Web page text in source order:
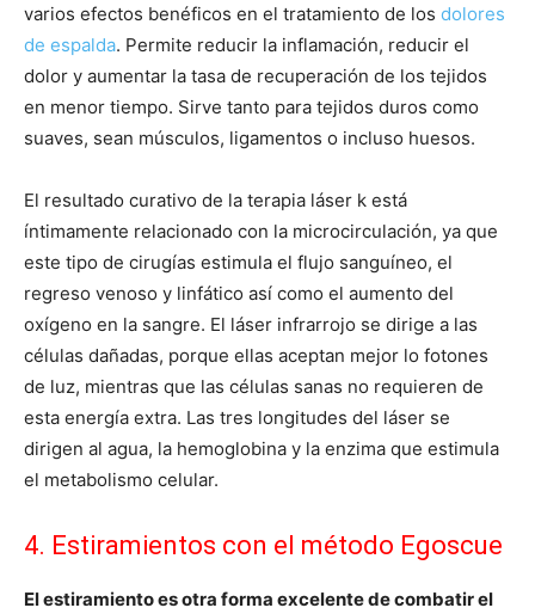
varios efectos benéficos en el tratamiento de los dolores
de espalda. Permite reducir la inflamación, reducir el
dolor y aumentar la tasa de recuperación de los tejidos
en menor tiempo. Sirve tanto para tejidos duros como
suaves, sean músculos, ligamentos o incluso huesos.
El resultado curativo de la terapia láser k está
íntimamente relacionado con la microcirculación, ya que
este tipo de cirugías estimula el flujo sanguíneo, el
regreso venoso y linfático así como el aumento del
oxígeno en la sangre. El láser infrarrojo se dirige a las
células dañadas, porque ellas aceptan mejor lo fotones
de luz, mientras que las células sanas no requieren de
esta energía extra. Las tres longitudes del láser se
dirigen al agua, la hemoglobina y la enzima que estimula
el metabolismo celular.
4. Estiramientos con el método Egoscue
El estiramiento es otra forma excelente de combatir el